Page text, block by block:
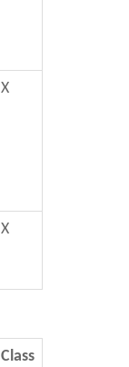
X
X
Class